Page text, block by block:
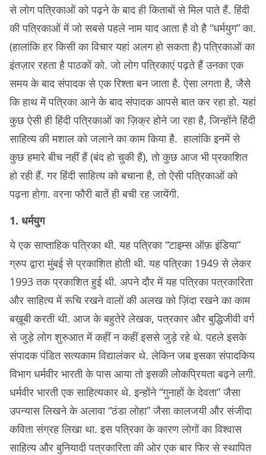
से लोग पत्रिकाओं को पढ़ने के बाद ही किताबों से मिल पाते हैं. हिंदी
की पत्रिकाओं में जो सबसे पहले नाम याद आता है वो है “धर्मयुग” का.
(हालांकि हर किसी का विचार यहां अलग हो सकता है) पत्रिकाओं का
इंतज़ार रहता है पाठकों को. जो लोग पत्रिकाएं पढ़ते हैं उनका एक
समय के बाद संपादक से एक रिश्ता बन जाता है. ऐसा लगता है, जैसे
कि हाथ में पत्रिका आने के बाद संपादक आपसे बात कर रहा हो. यहां
कुछ ऐसी ही हिंदी पत्रिकाओं का ज़िक्र होने जा रहा है, जिन्होंने हिंदी
साहित्य की मशाल को जलाने का काम किया है. हालांकि इनमें से
कुछ हमारे बीच नहीं हैं (बंद हो चुकी हैं), तो कुछ आज भी प्रकाशित
हो रही हैं. गर हिंदी साहित्य को बचाना है, तो ऐसी पत्रिकाओं को
पढ़ना होगा. वरना फौरी बातें ही बची रह जायेंगी.
1. धर्मयुग
ये एक साप्ताहिक पत्रिका थी. यह पत्रिका “टाइम्स ऑफ़ इंडिया”
ग्रुप द्वारा मुंबई से प्रकाशित होती थी. यह पत्रिका 1949 से लेकर
1993 तक प्रकाशित हुई थी. अपने दौर में यह पत्रिका पत्रकारिता
और साहित्य में रूचि रखने वालों की अलख को ज़िंदा रखने का काम
बख़ूबी करती थी. आज के बहुतेरे लेखक, पत्रकार और बुद्धिजीवी वर्ग
से जुड़े लोग शुरुआत में कहीं न कहीं इससे जुड़े रहे थे. पहले इसके
संपादक पंडित सत्यकाम विद्यालंकर थे. लेकिन जब इसका संपादकिय
विभाग धर्मवीर भारती के पास आया तो इसकी लोकप्रियता बढ़ने लगी.
धर्मवीर भारती एक साहित्यकार थे. इन्होंने “गुनाहों के देवता” जैसा
उपन्यास लिखने के अलावा “ठंडा लोहा” जैसा कालजयी और संजीदा
कविता संग्रह लिखा था. इस पत्रिका के कारण लोगों का विश्वास
साहित्य और बुनियादी पत्रकारिता की ओर एक बार फिर से स्थापित